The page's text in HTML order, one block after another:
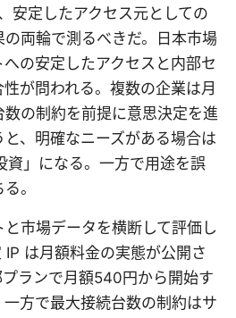
安定したアクセス元としての
両輪で測るべきだ。日本市場
の安定したアクセスと内部セ
が問われる。複数の企業は月
の制約を前提に意思決定を進
、明確なニーズがある場合は
資」になる。一方で用途を誤
。
市場データを横断して評価し
は月額料金の実態が公開さ
ランで月額540円から開始す
方で最大接続台数の制約はサ